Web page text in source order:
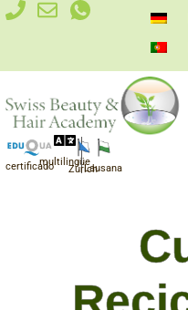
Ir
certificadomultilingüe
ZúrichLausana